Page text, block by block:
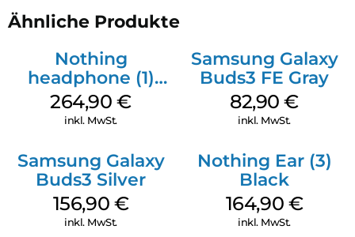
Teufel Headphones App für weitere Einstellungen, Buttons
und Joystick für eine sichere Bedienung, anpassbare
Automatisches Pausieren der Wiedergabe bei Abnahme des
Kopfhörers, Aktiv- und Passiv-Modus über Kabel
Leichter, stabiler Korpus, große, belüftete, tauschbare
Ohrpolster aus Memoryschaum mit geringem Auflagedruck,
Ähnliche Produkte
Nothing
headphone (1)
Weiß
264,90€
inkl. MwSt.
Samsung Galaxy
Buds3 FE Gray
82,90€
inkl. MwSt.
Samsung Galaxy
Buds3 Silver
156,90 €
inkl. MwSt.
Nothing Ear (3)
Black
164,90 €
inkl. MwSt.